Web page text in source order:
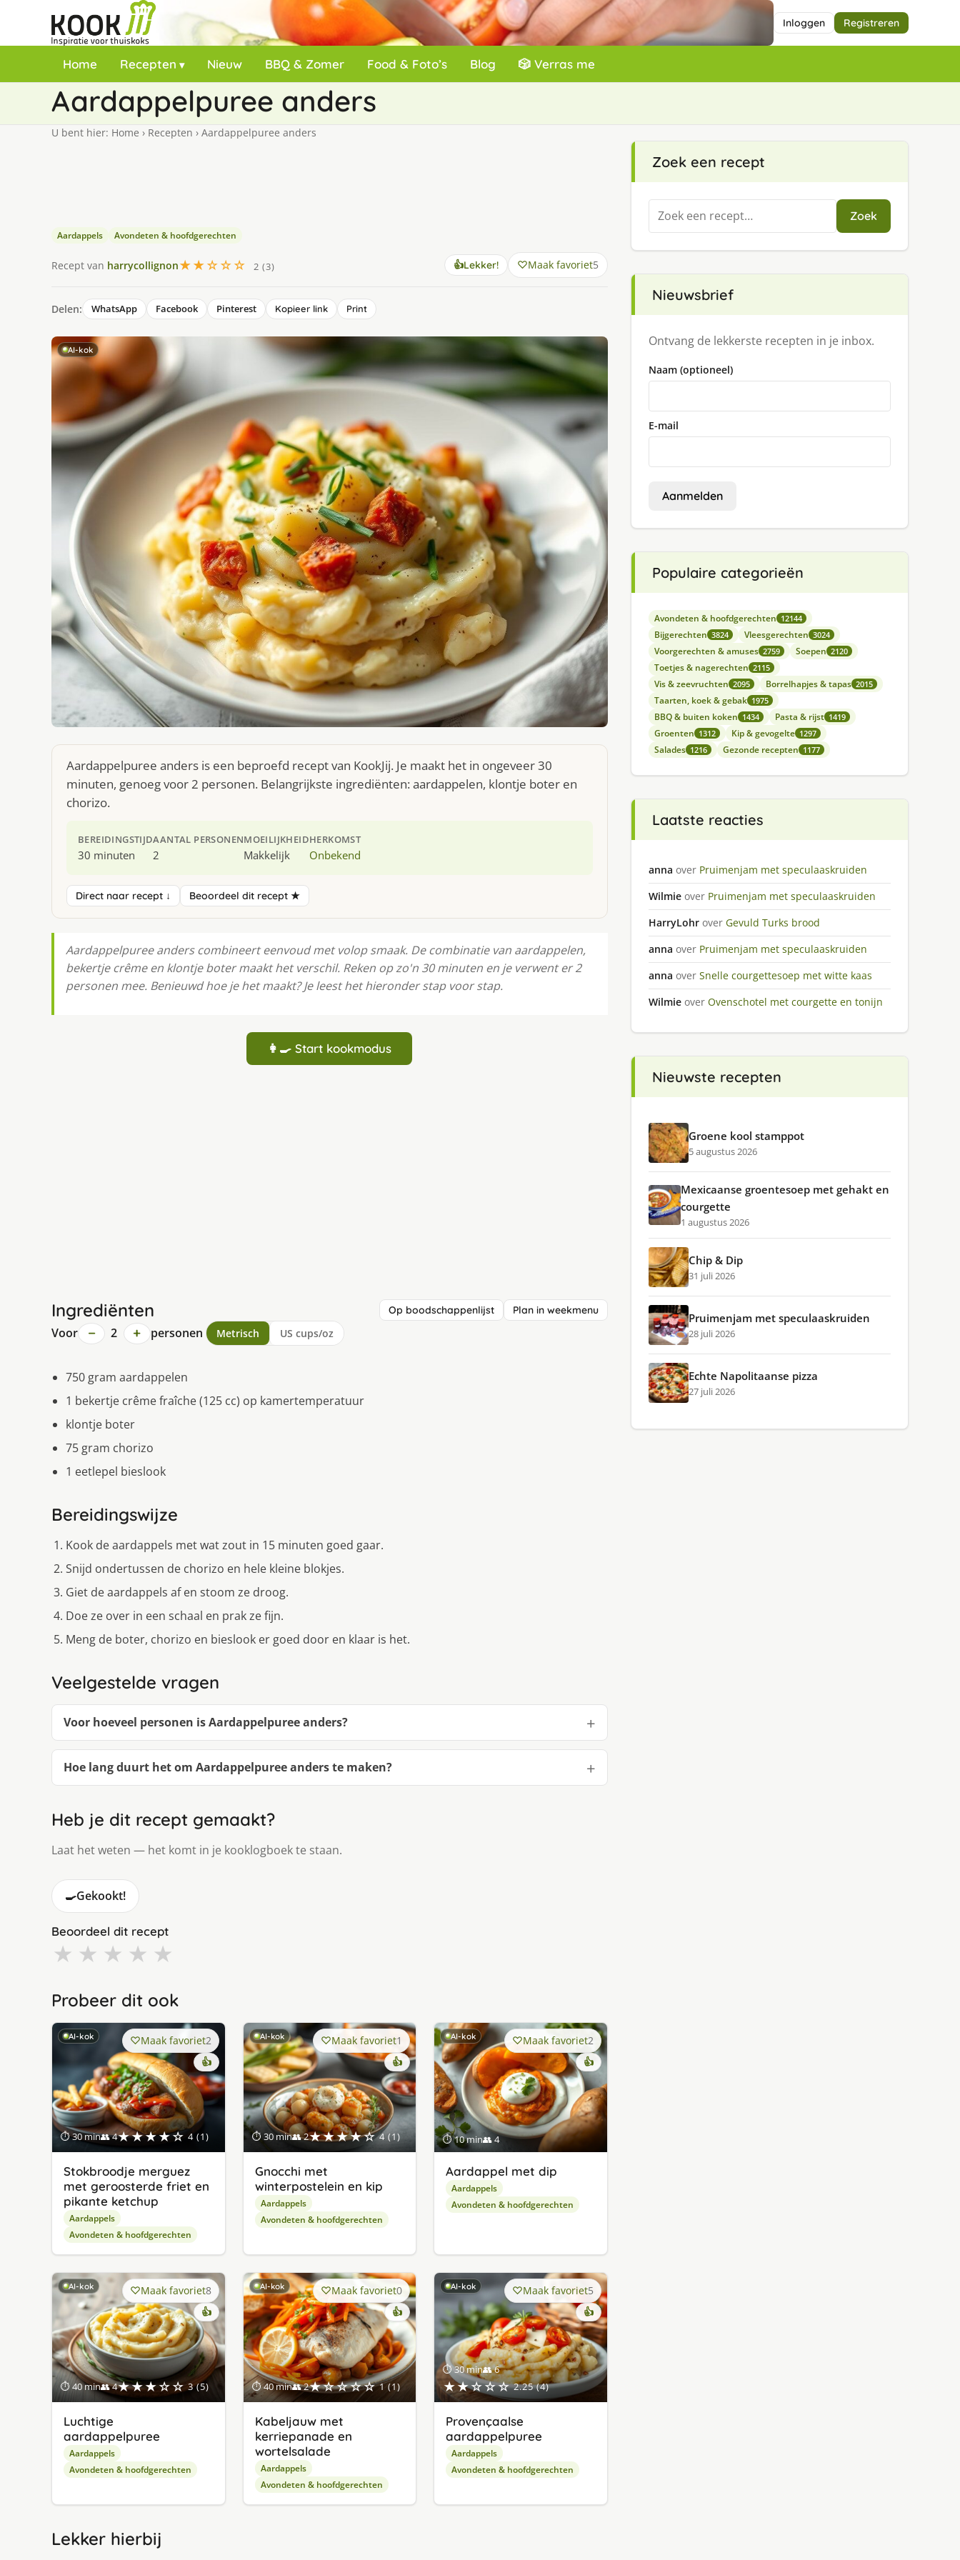
Inloggen Registreren
Home Recepten Nieuw BBQ & Zomer Food & Foto’s Blog 🎲 Verras me
Aardappelpuree anders
U bent hier: Home › Recepten › Aardappelpuree anders
Aardappels Avondeten & hoofdgerechten
Recept van harrycollignon★★☆☆☆ 2 (3) 👍Lekker! Maak favoriet5
Delen: WhatsApp Facebook Pinterest Kopieer link Print
AI-kok
Aardappelpuree anders is een beproefd recept van KookJij. Je maakt het in ongeveer 30
minuten, genoeg voor 2 personen. Belangrijkste ingrediënten: aardappelen, klontje boter en
chorizo.
BEREIDINGSTIJD
30 minuten
AANTAL PERSONEN
2
MOEILIJKHEID
Makkelijk
HERKOMST
Onbekend
Direct naar recept ↓ Beoordeel dit recept ★
Aardappelpuree anders combineert eenvoud met volop smaak. De combinatie van aardappelen,
bekertje crême en klontje boter maakt het verschil. Reken op zo'n 30 minuten en je verwent er 2
personen mee. Benieuwd hoe je het maakt? Je leest het hieronder stap voor stap.
👩‍🍳 Start kookmodus
Ingrediënten Op boodschappenlijst Plan in weekmenu
Voor − 2 + personen Metrisch US cups/oz
750 gram aardappelen
1 bekertje crême fraîche (125 cc) op kamertemperatuur
klontje boter
75 gram chorizo
1 eetlepel bieslook
Bereidingswijze
Kook de aardappels met wat zout in 15 minuten goed gaar.
Snijd ondertussen de chorizo en hele kleine blokjes.
Giet de aardappels af en stoom ze droog.
Doe ze over in een schaal en prak ze fijn.
Meng de boter, chorizo en bieslook er goed door en klaar is het.
Veelgestelde vragen
Voor hoeveel personen is Aardappelpuree anders?
Hoe lang duurt het om Aardappelpuree anders te maken?
Heb je dit recept gemaakt?
Laat het weten — het komt in je kooklogboek te staan.
🍳Gekookt!
Beoordeel dit recept
★ ★ ★ ★ ★
Probeer dit ook
AI-kok
⏱ 30 min👥 4★★★★☆ 4 (1)
Maak favoriet2
👍
Stokbroodje merguez
met geroosterde friet en
pikante ketchup
Aardappels
Avondeten & hoofdgerechten
AI-kok
⏱ 30 min👥 2★★★★☆ 4 (1)
Maak favoriet1
👍
Gnocchi met
winterpostelein en kip
Aardappels
Avondeten & hoofdgerechten
AI-kok
⏱ 10 min👥 4
Maak favoriet2
👍
Aardappel met dip
Aardappels
Avondeten & hoofdgerechten
AI-kok
⏱ 40 min👥 4★★★☆☆ 3 (5)
Maak favoriet8
👍
Luchtige
aardappelpuree
Aardappels
Avondeten & hoofdgerechten
AI-kok
⏱ 40 min👥 2★☆☆☆☆ 1 (1)
Maak favoriet0
👍
Kabeljauw met
kerriepanade en
wortelsalade
Aardappels
Avondeten & hoofdgerechten
AI-kok
⏱ 30 min👥 6
★★☆☆☆ 2.25 (4)
Maak favoriet5
👍
Provençaalse
aardappelpuree
Aardappels
Avondeten & hoofdgerechten
Lekker hierbij
Zoek een recept
Zoeken
naar:
Zoek
Nieuwsbrief
Ontvang de lekkerste recepten in je inbox.
Naam (optioneel)
E-mail
Aanmelden
Populaire categorieën
Avondeten & hoofdgerechten 12144
Bijgerechten 3824 Vleesgerechten 3024
Voorgerechten & amuses 2759 Soepen 2120
Toetjes & nagerechten 2115
Vis & zeevruchten 2095 Borrelhapjes & tapas 2015
Taarten, koek & gebak 1975
BBQ & buiten koken 1434 Pasta & rijst 1419
Groenten 1312 Kip & gevogelte 1297
Salades 1216 Gezonde recepten 1177
Laatste reacties
anna over Pruimenjam met speculaaskruiden
Wilmie over Pruimenjam met speculaaskruiden
HarryLohr over Gevuld Turks brood
anna over Pruimenjam met speculaaskruiden
anna over Snelle courgettesoep met witte kaas
Wilmie over Ovenschotel met courgette en tonijn
Nieuwste recepten
Groene kool stamppot
5 augustus 2026
Mexicaanse groentesoep met gehakt en
courgette
1 augustus 2026
Chip & Dip
31 juli 2026
Pruimenjam met speculaaskruiden
28 juli 2026
Echte Napolitaanse pizza
27 juli 2026